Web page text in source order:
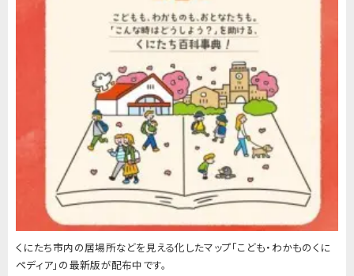
くにたち市内の居場所などを見える化したマップ「こども・わかものくに
ペディア」の最新版が配布中です。